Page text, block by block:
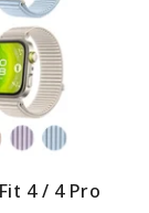
4 / 4 Pro